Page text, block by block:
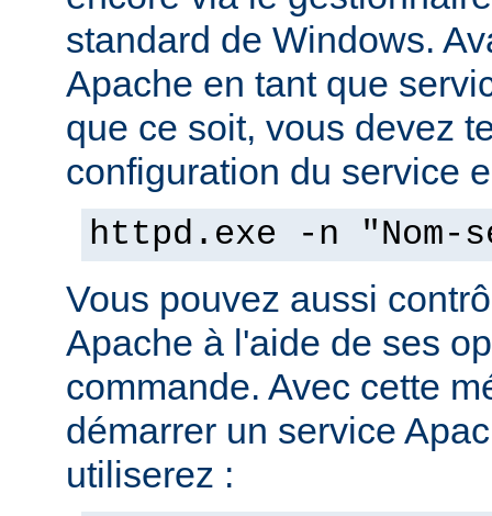
standard de Windows.
Apache en tant que
que ce soit, vous devez
configuration du service
httpd.exe -n
Vous pouvez aussi
Apache à l'aide de ses
commande. Avec cette
démarrer un service
utiliserez :